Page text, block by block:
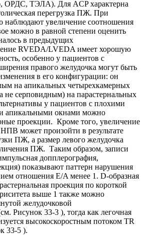
ОРДС, ТЭЛА). Для ACP характерна
перегрузка ПЖ. При
увеличение соотношения
можно в равной степени оценить
в предыдущих
RVEDA/LVEDA имеет хорошую
особенно у пациентов с
правого желудочка могут быть
в его конфигурации: он
на апикальных четырехкамерных
не серповидным) на парастернальных
у пациентов с плохими
апикальными окнами можно
проекции. Кроме того, увеличение
может произойти в результате
ПЖ, а размер левого желудочка
ПЖ. Таким образом, записи
допплерография,
показывают паттерн нарушения
отношения E/A менее 1. D-образная
проекция по короткой
выше 1 также можно
желудочковой
Рисунок 33-3 ), тогда как легочная
высокоскоростным потоком TR
33-5 ).